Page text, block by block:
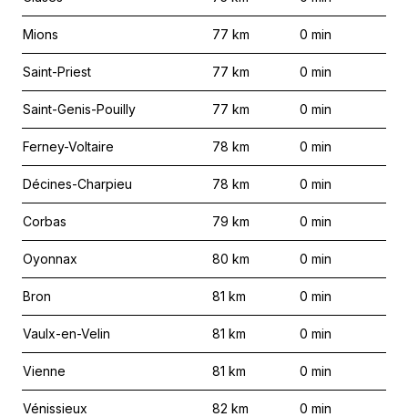
Mions 77 km 0 min
Saint-Priest 77 km 0 min
Saint-Genis-Pouilly 77 km 0 min
Ferney-Voltaire 78 km 0 min
Décines-Charpieu 78 km 0 min
Corbas 79 km 0 min
Oyonnax 80 km 0 min
Bron 81 km 0 min
Vaulx-en-Velin 81 km 0 min
Vienne 81 km 0 min
Vénissieux 82 km 0 min